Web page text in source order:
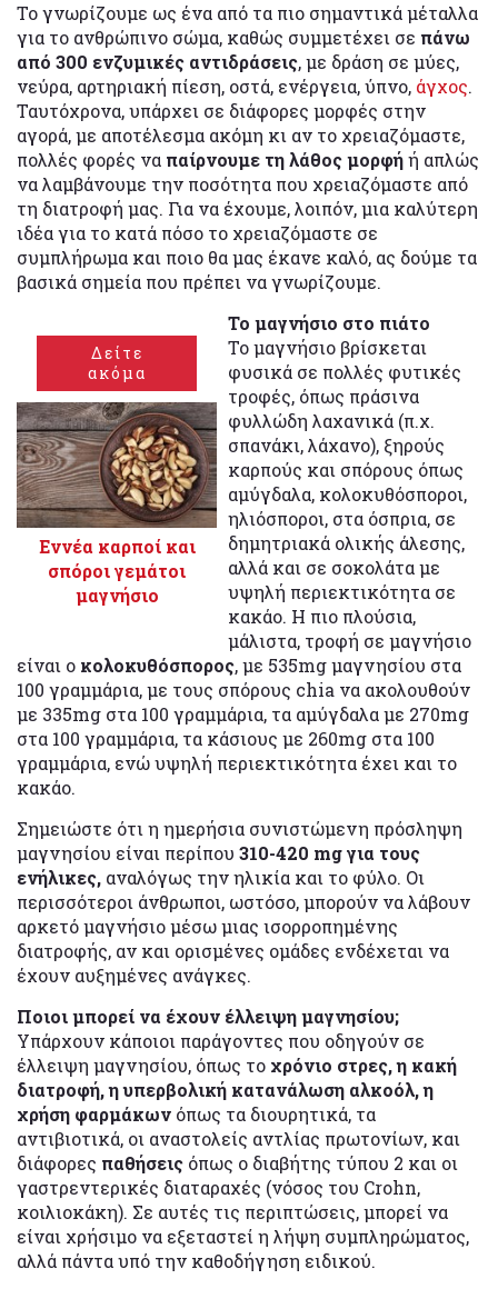
Το γνωρίζουμε ως ένα από τα πιο σημαντικά μέταλλα
για το ανθρώπινο σώμα, καθώς συμμετέχει σε πάνω
από 300 ενζυμικές αντιδράσεις, με δράση σε μύες,
νεύρα, αρτηριακή πίεση, οστά, ενέργεια, ύπνο, άγχος.
Ταυτόχρονα, υπάρχει σε διάφορες μορφές στην
αγορά, με αποτέλεσμα ακόμη κι αν το χρειαζόμαστε,
πολλές φορές να παίρνουμε τη λάθος μορφήή απλώς
να λαμβάνουμε την ποσότητα που χρειαζόμαστε από
τη διατροφή μας. Για να έχουμε, λοιπόν, μια καλύτερη
ιδέα για το κατά πόσο το χρειαζόμαστε σε
συμπλήρωμα και ποιο θα μας έκανε καλό, ας δούμε τα
βασικά σημεία που πρέπει να γνωρίζουμε.
Δείτε
ακόμα
Εννέα καρποί και
σπόροι γεμάτοι
μαγνήσιο
Το μαγνήσιο στο πιάτο
Το μαγνήσιο βρίσκεται
φυσικά σε πολλές φυτικές
τροφές, όπως πράσινα
φυλλώδη λαχανικά (π.χ.
σπανάκι, λάχανο), ξηρούς
καρπούς και σπόρους όπως
αμύγδαλα, κολοκυθόσποροι,
ηλιόσποροι, στα όσπρια, σε
δημητριακά ολικής άλεσης,
αλλά και σε σοκολάτα με
υψηλή περιεκτικότητα σε
κακάο. Η πιο πλούσια,
μάλιστα, τροφή σε μαγνήσιο
είναι ο κολοκυθόσπορος, με 535mg μαγνησίου στα
100 γραμμάρια, με τους σπόρους chia να ακολουθούν
με 335mg στα 100 γραμμάρια, τα αμύγδαλα με 270mg
στα 100 γραμμάρια, τα κάσιους με 260mg στα 100
γραμμάρια, ενώ υψηλή περιεκτικότητα έχει και το
κακάο.
Σημειώστε ότι η ημερήσια συνιστώμενη πρόσληψη
μαγνησίου είναι περίπου 310-420 mg για τους
ενήλικες, αναλόγως την ηλικία και το φύλο. Οι
περισσότεροι άνθρωποι, ωστόσο, μπορούν να λάβουν
αρκετό μαγνήσιο μέσω μιας ισορροπημένης
διατροφής, αν και ορισμένες ομάδες ενδέχεται να
έχουν αυξημένες ανάγκες.
Ποιοι μπορεί να έχουν έλλειψη μαγνησίου;
Υπάρχουν κάποιοι παράγοντες που οδηγούν σε
έλλειψη μαγνησίου, όπως το χρόνιο στρες, η κακή
διατροφή, η υπερβολική κατανάλωση αλκοόλ, η
χρήση φαρμάκων όπως τα διουρητικά, τα
αντιβιοτικά, οι αναστολείς αντλίας πρωτονίων, και
διάφορες παθήσεις όπως ο διαβήτης τύπου 2 και οι
γαστρεντερικές διαταραχές (νόσος του Crohn,
κοιλιοκάκη). Σε αυτές τις περιπτώσεις, μπορεί να
είναι χρήσιμο να εξεταστεί η λήψη συμπληρώματος,
αλλά πάντα υπό την καθοδήγηση ειδικού.